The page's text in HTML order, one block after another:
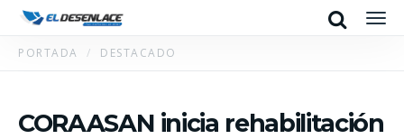
Search
PORTADA DESTACADO
CORAASAN inicia rehabilitación